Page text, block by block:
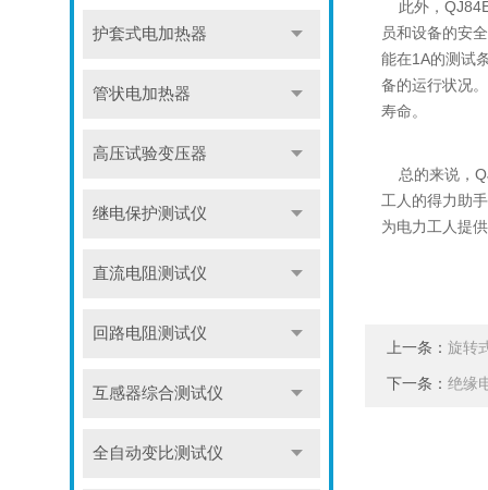
护套式电加热器
管状电加热器
高压试验变压器
继电保护测试仪
直流电阻测试仪
回路电阻测试仪
互感器综合测试仪
全自动变比测试仪
此外，
员和设备的安
能在1A的测试
备的运行状况
寿命。
总的来说，
工人的得力助
为电力工人提
上一条： 旋转
下一条： 绝缘